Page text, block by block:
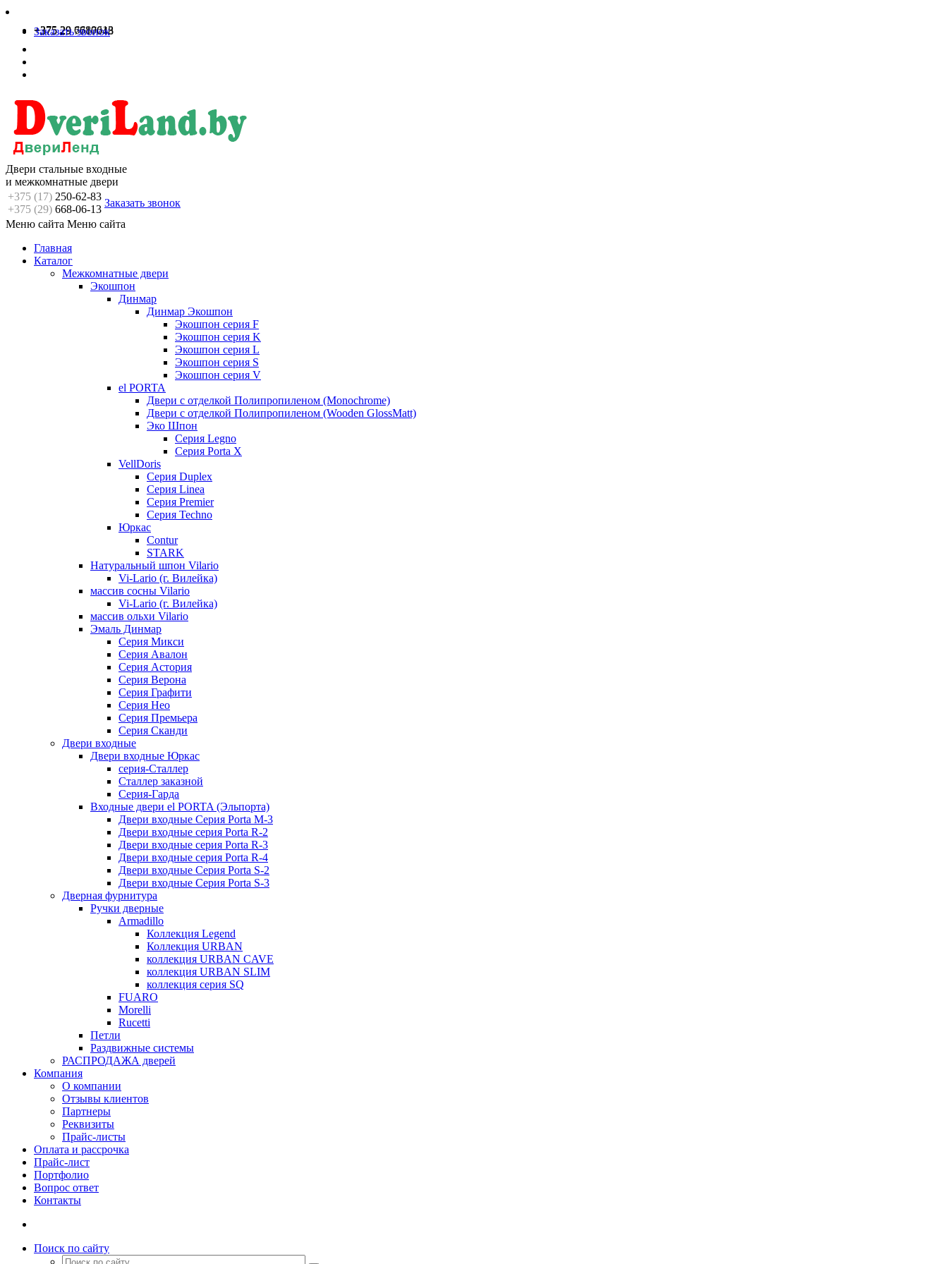
+375 29 6680613
+375 29 7717048
Заказать звонок
Двери стальные входные
и межкомнатные двери
+375 (17) 250-62-83
+375 (29) 668-06-13
Заказать звонок
Меню сайта Меню сайта
Главная
Каталог
Межкомнатные двери
Экошпон
Динмар
Динмар Экошпон
Экошпон серия F
Экошпон серия K
Экошпон серия L
Экошпон серия S
Экошпон серия V
el PORTA
Двери с отделкой Полипропиленом (Monochrome)
Двери с отделкой Полипропиленом (Wooden GlossMatt)
Эко Шпон
Серия Legno
Серия Porta X
VellDoris
Серия Duplex
Серия Linea
Серия Premier
Серия Techno
Юркас
Contur
STARK
Натуральный шпон Vilario
Vi-Lario (г. Вилейка)
массив сосны Vilario
Vi-Lario (г. Вилейка)
массив ольхи Vilario
Эмаль Динмар
Серия Микси
Серия Авалон
Серия Астория
Серия Верона
Серия Графити
Серия Нео
Серия Премьера
Серия Сканди
Двери входные
Двери входные Юркас
серия-Сталлер
Сталлер заказной
Серия-Гарда
Входные двери el PORTA (Эльпорта)
Двери входные Серия Porta M-3
Двери входные серия Porta R-2
Двери входные серия Porta R-3
Двери входные серия Porta R-4
Двери входные Серия Porta S-2
Двери входные Серия Porta S-3
Дверная фурнитура
Ручки дверные
Armadillo
Коллекция Legend
Коллекция URBAN
коллекция URBAN CAVE
коллекция URBAN SLIM
коллекция серия SQ
FUARO
Morelli
Rucetti
Петли
Раздвижные системы
РАСПРОДАЖА дверей
Компания
О компании
Отзывы клиентов
Партнеры
Реквизиты
Прайс-листы
Оплата и рассрочка
Прайс-лист
Портфолио
Вопрос ответ
Контакты
Поиск по сайту